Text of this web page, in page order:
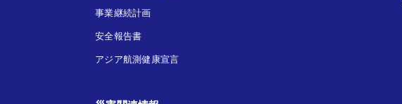
事業継続計画
安全報告書
アジア航測健康宣言